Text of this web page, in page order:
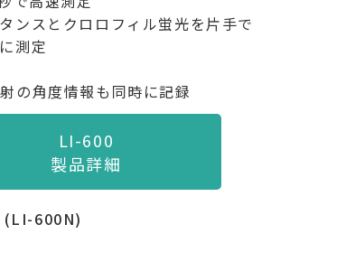
ンスとクロロフィル蛍光を片手で
測定
の角度情報も同時に記録
LI-600
製品詳細
(LI-600N)